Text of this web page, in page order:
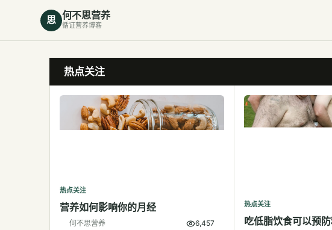
思 何不思营养
循证营养博客
热点关注
热点关注
营养如何影响你的月经
何不思营养 6,457
热点关注
吃低脂饮食可以预防